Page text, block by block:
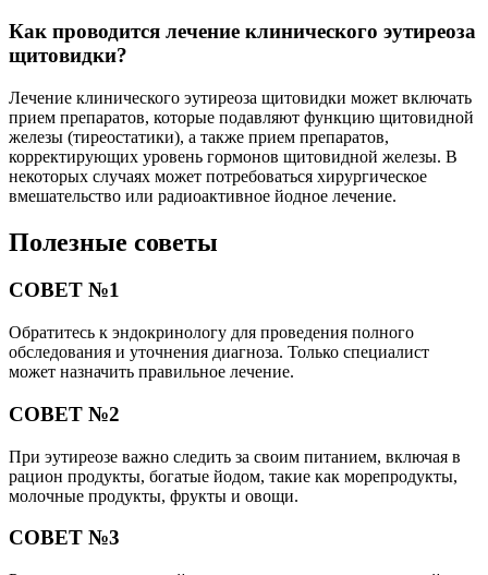
Как проводится лечение клинического эутиреоза
щитовидки?
Лечение клинического эутиреоза щитовидки может включать
прием препаратов, которые подавляют функцию щитовидной
железы (тиреостатики), а также прием препаратов,
корректирующих уровень гормонов щитовидной железы. В
некоторых случаях может потребоваться хирургическое
вмешательство или радиоактивное йодное лечение.
Полезные советы
СОВЕТ №1
Обратитесь к эндокринологу для проведения полного
обследования и уточнения диагноза. Только специалист
может назначить правильное лечение.
СОВЕТ №2
При эутиреозе важно следить за своим питанием, включая в
рацион продукты, богатые йодом, такие как морепродукты,
молочные продукты, фрукты и овощи.
СОВЕТ №3